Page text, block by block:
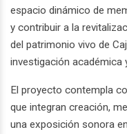
espacio dinámico de
y contribuir a la
del patrimonio vivo de
investigación académica
El proyecto contempla
que integran creación,
una exposición sonora